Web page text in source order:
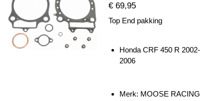
€ 69,95
Top End pakking
Honda CRF 450 R 2002-
2006
Merk: MOOSE RACING